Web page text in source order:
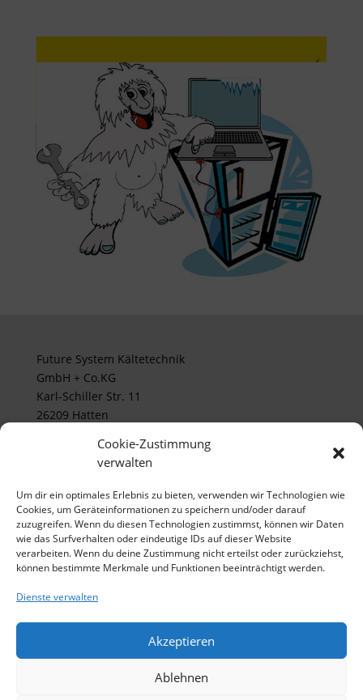
Cookie-Zustimmung
verwalten
Um dir ein optimales Erlebnis zu bieten, verwenden wir Technologien wie
Cookies, um Geräteinformationen zu speichern und/oder darauf
zuzugreifen. Wenn du diesen Technologien zustimmst, können wir Daten
wie das Surfverhalten oder eindeutige IDs auf dieser Website
verarbeiten. Wenn du deine Zustimmung nicht erteilst oder zurückziehst,
können bestimmte Merkmale und Funktionen beeinträchtigt werden.
Dienste verwalten
Akzeptieren
Ablehnen
Future System Kältetechnik
GmbH + Co.KG
Karl-Schiller Str. 11
26209 Hatten
Tel.: 04481 - 2011 224
info@fsk-ol.de
Andreas Hartmann
Mobil: 0162 -15 77 49 2
a.hartmann@fsk-ol.de